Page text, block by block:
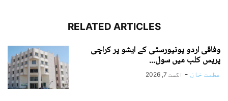
RELATED ARTICLES
وفاقی اردو یونیورسٹی کے ایشو پر کراچی
پریس کلب میں سول...
عظمت خان - اگست 7, 2026